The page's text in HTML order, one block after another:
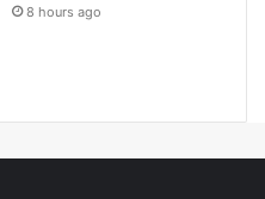
8 hours ago